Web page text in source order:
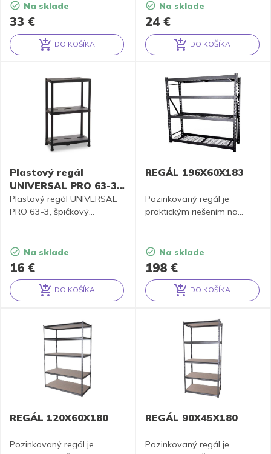
33 €
Na sklade
DO KOŠÍKA
24 €
Na sklade
DO KOŠÍKA
Plastový regál
UNIVERSAL PRO 63-3,
čierna
16 €
Plastový regál UNIVERSAL
PRO 63-3, špičkový
Na sklade
DO KOŠÍKA
REGÁL 196X60X183
198 €
Pozinkovaný regál je
praktickým riešením na
Na sklade
DO KOŠÍKA
REGÁL 120X60X180
Pozinkovaný regál je
REGÁL 90X45X180
Pozinkovaný regál je